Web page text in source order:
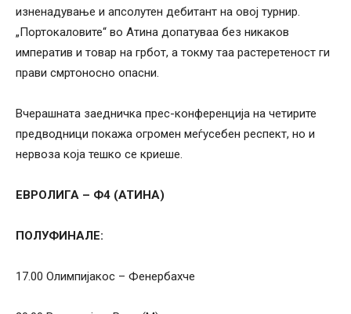
изненадување и апсолутен дебитант на овој турнир.
„Портокаловите“ во Атина допатуваа без никаков
императив и товар на грбот, а токму таа растеретеност ги
прави смртоносно опасни.
Вчерашната заедничка прес-конференција на четирите
предводници покажа огромен меѓусебен респект, но и
нервоза која тешко се криеше.
ЕВРОЛИГА – Ф4 (АТИНА)
ПОЛУФИНАЛЕ:
17.00 Олимпијакос – Фенербахче